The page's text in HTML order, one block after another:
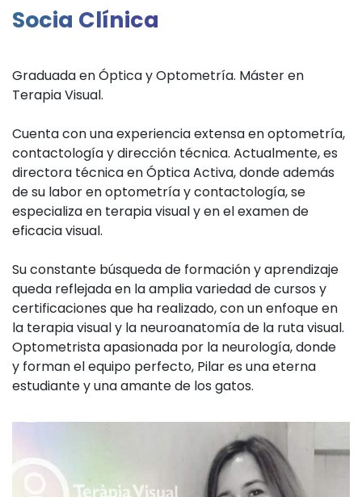
Socia Clínica
Graduada en Óptica y Optometría. Máster en
Terapia Visual.
Cuenta con una experiencia extensa en optometría,
contactología y dirección técnica. Actualmente, es
directora técnica en Óptica Activa, donde además
de su labor en optometría y contactología, se
especializa en terapia visual y en el examen de
eficacia visual.
Su constante búsqueda de formación y aprendizaje
queda reflejada en la amplia variedad de cursos y
certificaciones que ha realizado, con un enfoque en
la terapia visual y la neuroanatomía de la ruta visual.
Optometrista apasionada por la neurología, donde
y forman el equipo perfecto, Pilar es una eterna
estudiante y una amante de los gatos.